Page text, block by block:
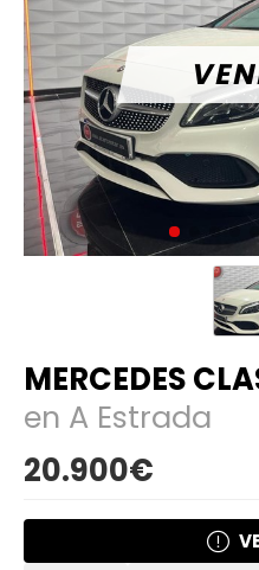
MERCEDES
en A Estrada
20.900€